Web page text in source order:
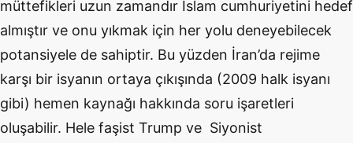
müttefikleri uzun zamandır İslam cumhuriyetini hedef
almıştır ve onu yıkmak için her yolu deneyebilecek
potansiyele de sahiptir. Bu yüzden İran’da rejime
karşı bir isyanın ortaya çıkışında (2009 halk isyanı
gibi) hemen kaynağı hakkında soru işaretleri
oluşabilir. Hele faşist Trump ve Siyonist